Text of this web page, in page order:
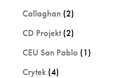
Callaghan (2)
CD Projekt(2)
CEU San Pablo (1)
Crytek(4)